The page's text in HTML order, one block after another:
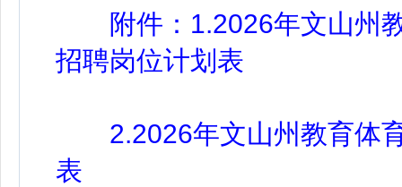
附件：1.2026年文山州教
招聘岗位计划表
2.2026年文山州教育体育
表